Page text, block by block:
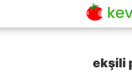
ekşili